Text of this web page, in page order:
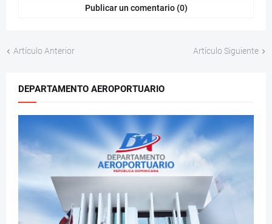
Publicar un comentario (0)
Artículo Anterior Artículo Siguiente
DEPARTAMENTO AEROPORTUARIO